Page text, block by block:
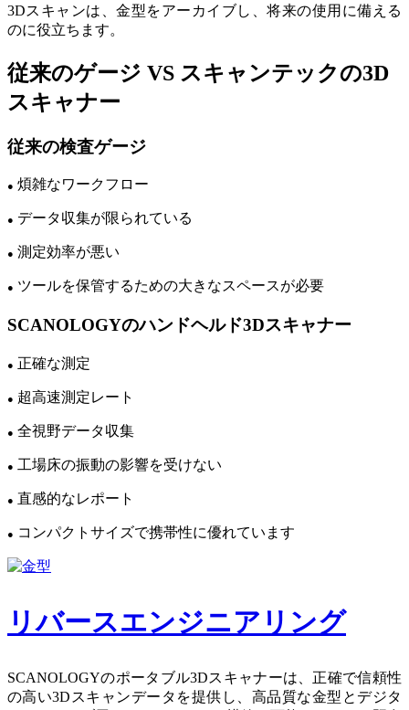
3Dスキャンは、金型をアーカイブし、将来の使用に備える
のに役立ちます。
従来のゲージ VS スキャンテックの3D
スキャナー
従来の検査ゲージ
● 煩雑なワークフロー
● データ収集が限られている
● 測定効率が悪い
● ツールを保管するための大きなスペースが必要
SCANOLOGYのハンドヘルド3Dスキャナー
● 正確な測定
● 超高速測定レート
● 全視野データ収集
● 工場床の振動の影響を受けない
● 直感的なレポート
● コンパクトサイズで携帯性に優れています
リバースエンジニアリング
SCANOLOGYのポータブル3Dスキャナーは、正確で信頼性
の高い3Dスキャンデータを提供し、高品質な金型とデジタ